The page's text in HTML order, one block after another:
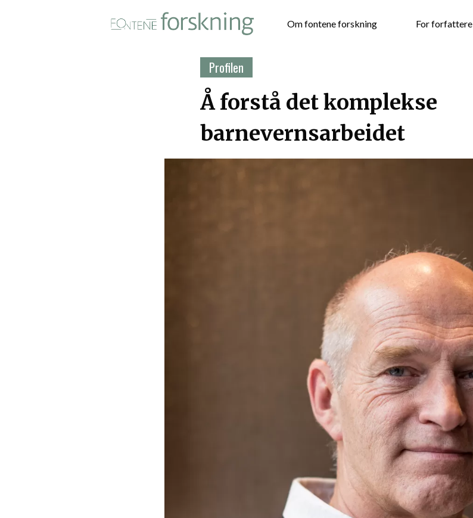
Om fontene forskning For forfattere
Fontene forskning i PDF-format
Profilen
Å forstå det komplekse
barnevernsarbeidet